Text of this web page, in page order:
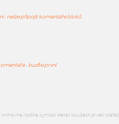
- nelze připojit komentáře bloků
- buďte první
knihovna rodina symbol detail součást prvek